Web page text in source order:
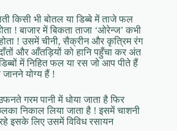
किसी भी बोतल या डिब्बे में ताजे फल
! बाजार में बिकता ताजा ‘ओरेन्ज’ कभी
! उसमें चीनी, सैक्रीन और कृत्रिम रंग
और आँतड़ियों को हानि पहुँचा कर अंत
में निहित फल या रस जो आप पीते हैं
जानने योग्य हैं !
गरम पानी में धोया जाता है फिर
निकाल लिया जाता है ! इसमें चाशनी
इसके लिए उसमें विविध रसायन